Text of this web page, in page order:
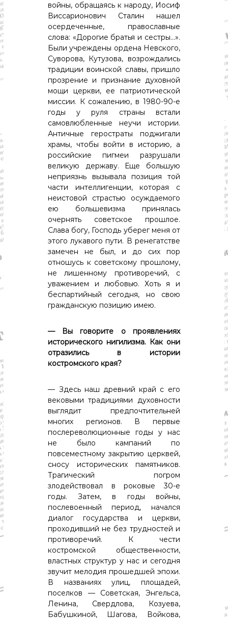
войны, обращаясь к народу, Иосиф
Виссарионович Сталин нашел
осердеченные, православные
слова: «Дорогие братья и сестры…».
Были учреждены ордена Невского,
Суворова, Кутузова, возрождались
традиции воинской славы, пришло
прозрение и признание духовной
мощи церкви, ее патриотической
миссии. К сожалению, в 1980-90-е
годы у руля страны встали
самовлюбленные неучи истории.
Античные геростраты поджигали
храмы, чтобы войти в историю, а
российские пигмеи разрушали
великую державу. Еще большую
неприязнь вызывала позиция той
части интеллигенции, которая с
неистовой страстью осуждаемого
ею большевизма принялась
очернять советское прошлое.
Слава богу, Господь уберег меня от
этого лукавого пути. В ренегатстве
замечен не был, и до сих пор
отношусь к советскому прошлому,
не лишенному противоречий, с
уважением и любовью. Хоть я и
беспартийный сегодня, но свою
гражданскую позицию имею.
— Вы говорите о проявлениях
исторического нигилизма. Как они
отразились в истории
костромского края?
— Здесь наш древний край с его
вековыми традициями духовности
выглядит предпочтительней
многих регионов. В первые
послереволюционные годы у нас
не было кампаний по
повсеместному закрытию церквей,
сносу исторических памятников.
Трагический погром
злодействовал в роковые 30-е
годы. Затем, в годы войны,
послевоенный период, начался
диалог государства и церкви,
проходивший не без трудностей и
противоречий. К чести
костромской общественности,
властных структур у нас и сегодня
звучит мелодия прошедшей эпохи.
В названиях улиц, площадей,
поселков — Советская, Энгельса,
Ленина, Свердлова, Козуева,
Бабушкиной, Шагова, Войкова,